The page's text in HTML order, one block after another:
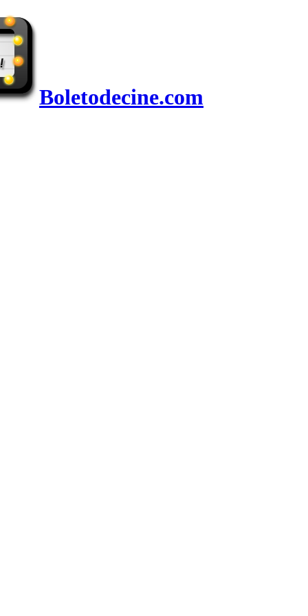
Boletodecine.com